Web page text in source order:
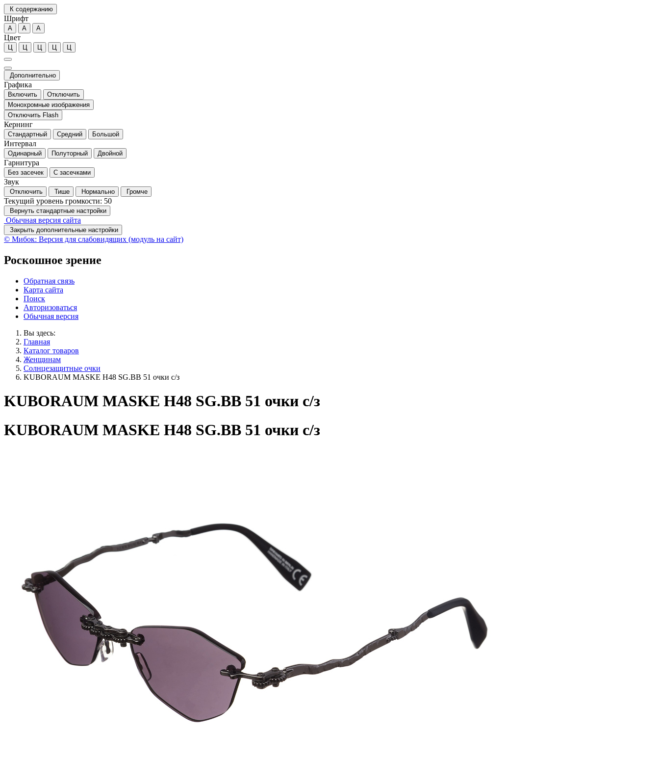
К содержанию
Шрифт
А А А
Цвет
Ц Ц Ц Ц Ц
Дополнительно
Графика
Включить
Отключить
Монохромные изображения
Отключить Flash
Кернинг
Стандартный Средний Большой
Интервал
Одинарный Полуторный Двойной
Гарнитура
Без засечек С засечками
Звук
Отключить Тише Нормально Громче
Текущий уровень громкости: 50
Вернуть стандартные настройки
Обычная версия сайта
Закрыть дополнительные настройки
© Мибок: Версия для слабовидящих (модуль на сайт)
Роскошное зрение
Обратная связь
Карта сайта
Поиск
Авторизоваться
Обычная версия
Вы здесь:
Главная
Каталог товаров
Женщинам
Солнцезащитные очки
KUBORAUM MASKE H48 SG.BB 51 очки с/з
KUBORAUM MASKE H48 SG.BB 51 очки с/з
KUBORAUM MASKE H48 SG.BB 51 очки с/з